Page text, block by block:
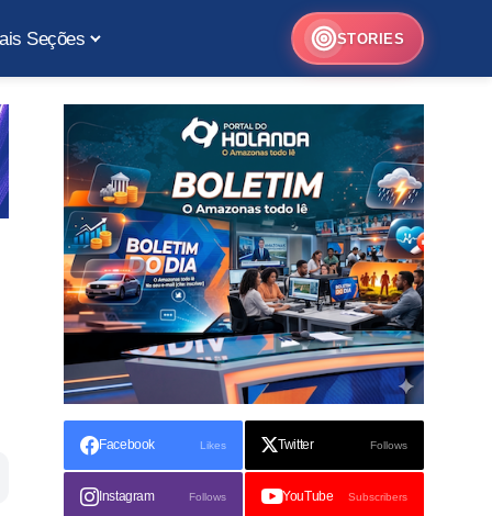
Seções STORIES
Facebook Likes Twitter Follows
Instagram Follows YouTube Subscribers